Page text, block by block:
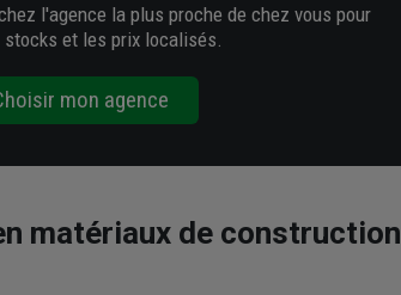
l'agence la plus proche de chez vous pour
et les prix localisés.
mon agence
matériaux de